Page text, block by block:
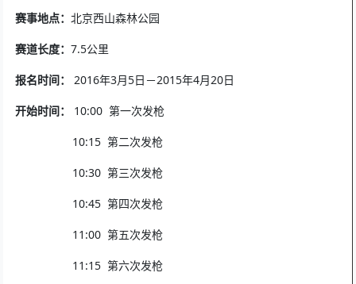
赛事地点： 北京西山森林公园
赛道长度： 7.5公里
报名时间： 2016年3月5日－2015年4月20日
开始时间： 10:00 第一次发枪
10:15 第二次发枪
10:30 第三次发枪
10:45 第四次发枪
11:00 第五次发枪
11:15 第六次发枪